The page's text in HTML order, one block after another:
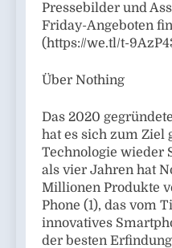
Pressebilder und
Friday-Angeboten
(https://we.tl/t-
Über Nothing
Das 2020
hat es sich zum Ziel
Technologie wieder
als vier Jahren hat
Millionen Produkte
Phone (1), das vom
innovatives
der besten